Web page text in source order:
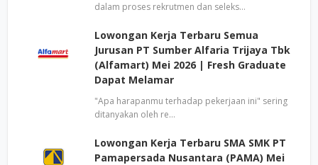
dalam proses rekrutmen dan seleks…
Lowongan Kerja Terbaru Semua
Jurusan PT Sumber Alfaria Trijaya Tbk
(Alfamart) Mei 2026 | Fresh Graduate
Dapat Melamar
"Apa harapanmu terhadap pekerjaan ini" sering
ditanyakan oleh re…
Lowongan Kerja Terbaru SMA SMK PT
Pamapersada Nusantara (PAMA) Mei